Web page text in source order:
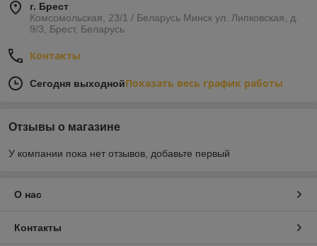
г. Брест
Комсомольская, 23/1 / Беларусь Минск ул. Липковская, д.
9/3, Брест, Беларусь
Контакты
Сегодня выходнойПоказать весь график работы
Отзывы о магазине
У компании пока нет отзывов, добавьте первый
О нас
Контакты